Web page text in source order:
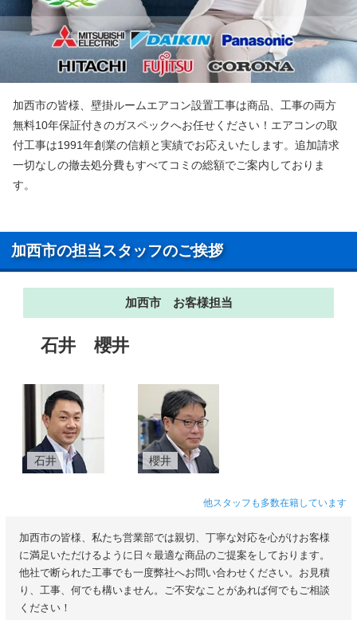
加西市の皆様、壁掛ルームエアコン設置工事は商品、工事の両方
無料10年保証付きのガスペックへお任せください！エアコンの取
付工事は1991年創業の信頼と実績でお応えいたします。追加請求
一切なしの撤去処分費もすべてコミの総額でご案内しておりま
す。
加西市の担当スタッフのご挨拶
加西市 お客様担当
石井 櫻井
石井 櫻井
他スタッフも多数在籍しています
加西市の皆様、私たち営業部では親切、丁寧な対応を心がけお客様
に満足いただけるように日々最適な商品のご提案をしております。
他社で断られた工事でも一度弊社へお問い合わせください。お見積
り、工事、何でも構いません。ご不安なことがあれば何でもご相談
ください！